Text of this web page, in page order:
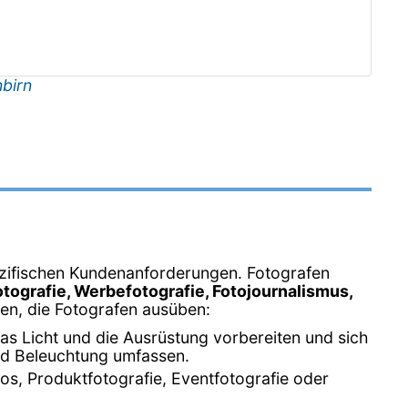
Kundenanforderungen. Fotografen
Werbefotografie, Fotojournalismus,
die Fotografen ausüben:
Licht und die Ausrüstung vorbereiten und sich
Beleuchtung umfassen.
Produktfotografie, Eventfotografie oder